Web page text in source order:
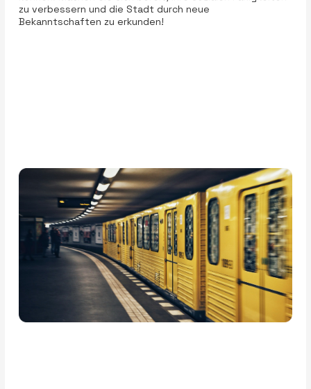
zu verbessern und die Stadt durch neue
Bekanntschaften zu erkunden!